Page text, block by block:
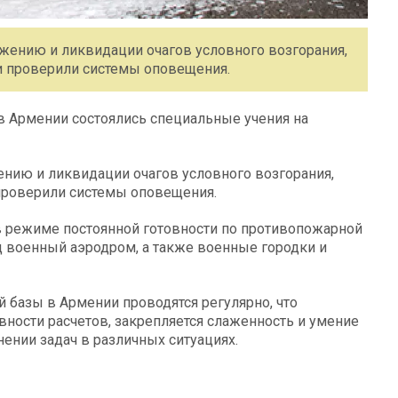
и ликвидации очагов условного возгорания,
системы оповещения.
состоялись специальные учения на
и ликвидации очагов условного возгорания,
системы оповещения.
постоянной готовности по противопожарной
военный аэродром, а также военные городки и
в Армении проводятся регулярно, что
расчетов, закрепляется слаженность и умение
задач в различных ситуациях.